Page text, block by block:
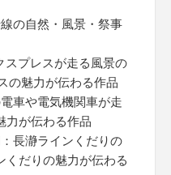
の自然・風景・祭事
スプレスが走る風景の
の魅力が伝わる作品
車や電気機関車が走
力が伝わる作品
長瀞ラインくだりの
くだりの魅力が伝わる